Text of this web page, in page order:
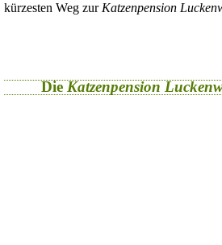
kürzesten Weg zur Katzenpension
Die Katzenpension